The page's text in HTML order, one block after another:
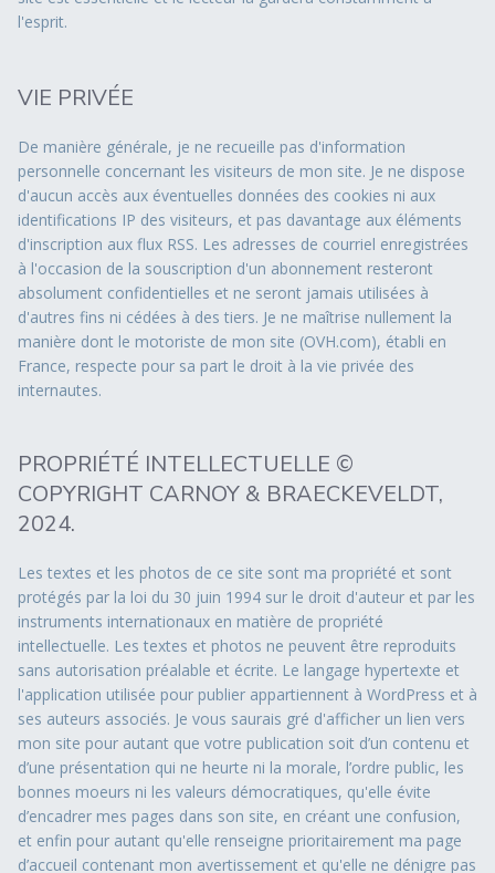
l'esprit.
VIE PRIVÉE
De manière générale, je ne recueille pas d'information
personnelle concernant les visiteurs de mon site. Je ne dispose
d'aucun accès aux éventuelles données des cookies ni aux
identifications IP des visiteurs, et pas davantage aux éléments
d'inscription aux flux RSS. Les adresses de courriel enregistrées
à l'occasion de la souscription d'un abonnement resteront
absolument confidentielles et ne seront jamais utilisées à
d'autres fins ni cédées à des tiers. Je ne maîtrise nullement la
manière dont le motoriste de mon site (OVH.com), établi en
France, respecte pour sa part le droit à la vie privée des
internautes.
PROPRIÉTÉ INTELLECTUELLE ©
COPYRIGHT CARNOY & BRAECKEVELDT,
2024.
Les textes et les photos de ce site sont ma propriété et sont
protégés par la loi du 30 juin 1994 sur le droit d'auteur et par les
instruments internationaux en matière de propriété
intellectuelle. Les textes et photos ne peuvent être reproduits
sans autorisation préalable et écrite. Le langage hypertexte et
l'application utilisée pour publier appartiennent à WordPress et à
ses auteurs associés. Je vous saurais gré d'afficher un lien vers
mon site pour autant que votre publication soit d’un contenu et
d’une présentation qui ne heurte ni la morale, l’ordre public, les
bonnes moeurs ni les valeurs démocratiques, qu'elle évite
d’encadrer mes pages dans son site, en créant une confusion,
et enfin pour autant qu'elle renseigne prioritairement ma page
d’accueil contenant mon avertissement et qu'elle ne dénigre pas